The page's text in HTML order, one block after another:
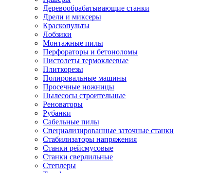
Деревообрабатывающие станки
Дрели и миксеры
Краскопульты
Лобзики
Монтажные пилы
Перфораторы и бетоноломы
Пистолеты термоклеевые
Плиткорезы
Полировальные машины
Просечные ножницы
Пылесосы строительные
Реноваторы
Рубанки
Сабельные пилы
Специализированные заточные станки
Стабилизаторы напряжения
Станки рейсмусовые
Станки сверлильные
Степлеры